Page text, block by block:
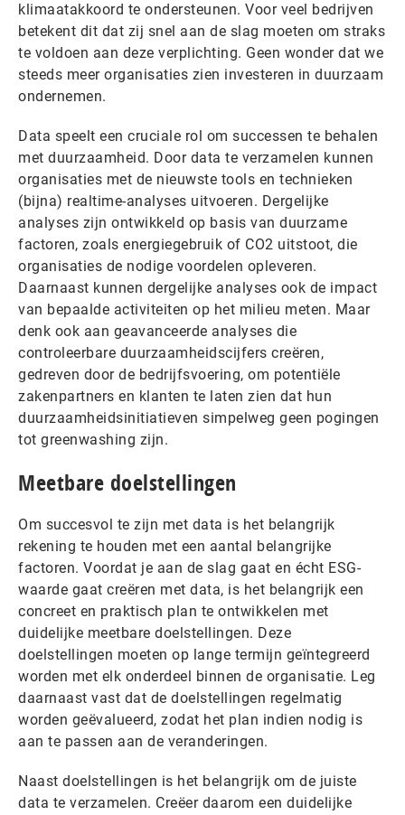
klimaatakkoord te ondersteunen. Voor veel bedrijven
betekent dit dat zij snel aan de slag moeten om straks
te voldoen aan deze verplichting. Geen wonder dat we
steeds meer organisaties zien investeren in duurzaam
ondernemen.
Data speelt een cruciale rol om successen te behalen
met duurzaamheid. Door data te verzamelen kunnen
organisaties met de nieuwste tools en technieken
(bijna) realtime-analyses uitvoeren. Dergelijke
analyses zijn ontwikkeld op basis van duurzame
factoren, zoals energiegebruik of CO2 uitstoot, die
organisaties de nodige voordelen opleveren.
Daarnaast kunnen dergelijke analyses ook de impact
van bepaalde activiteiten op het milieu meten. Maar
denk ook aan geavanceerde analyses die
controleerbare duurzaamheidscijfers creëren,
gedreven door de bedrijfsvoering, om potentiële
zakenpartners en klanten te laten zien dat hun
duurzaamheidsinitiatieven simpelweg geen pogingen
tot greenwashing zijn.
Meetbare doelstellingen
Om succesvol te zijn met data is het belangrijk
rekening te houden met een aantal belangrijke
factoren. Voordat je aan de slag gaat en écht ESG-
waarde gaat creëren met data, is het belangrijk een
concreet en praktisch plan te ontwikkelen met
duidelijke meetbare doelstellingen. Deze
doelstellingen moeten op lange termijn geïntegreerd
worden met elk onderdeel binnen de organisatie. Leg
daarnaast vast dat de doelstellingen regelmatig
worden geëvalueerd, zodat het plan indien nodig is
aan te passen aan de veranderingen.
Naast doelstellingen is het belangrijk om de juiste
data te verzamelen. Creëer daarom een duidelijke